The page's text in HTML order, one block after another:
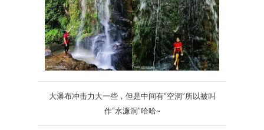
大瀑布冲击力大一些，但是中间有“空洞”所以被叫
作“水濂洞”哈哈~